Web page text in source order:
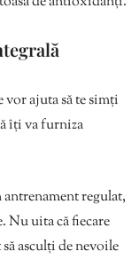
ajuta să te simți
îți va furniza
regulat,
Nu uita că fiecare
asculți de nevoile